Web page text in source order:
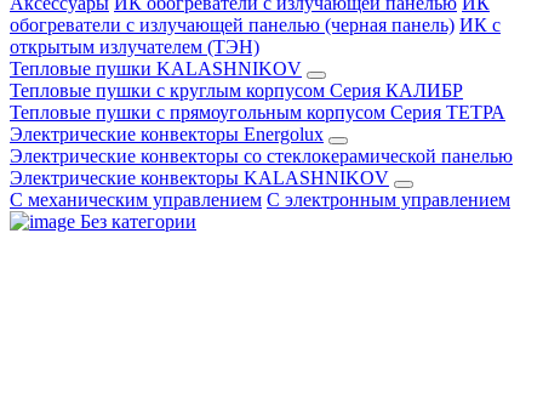
обогреватели с излучающей панелью (черная панель) ИК с
открытым излучателем (ТЭН)
Тепловые пушки KALASHNIKOV
Тепловые пушки с круглым корпусом Серия КАЛИБР
Тепловые пушки с прямоугольным корпусом Серия ТЕТРА
Электрические конвекторы Energolux
Электрические конвекторы со стеклокерамической панелью
Электрические конвекторы KALASHNIKOV
С механическим управлением С электронным управлением
Без категории